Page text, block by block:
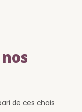
de ces chais